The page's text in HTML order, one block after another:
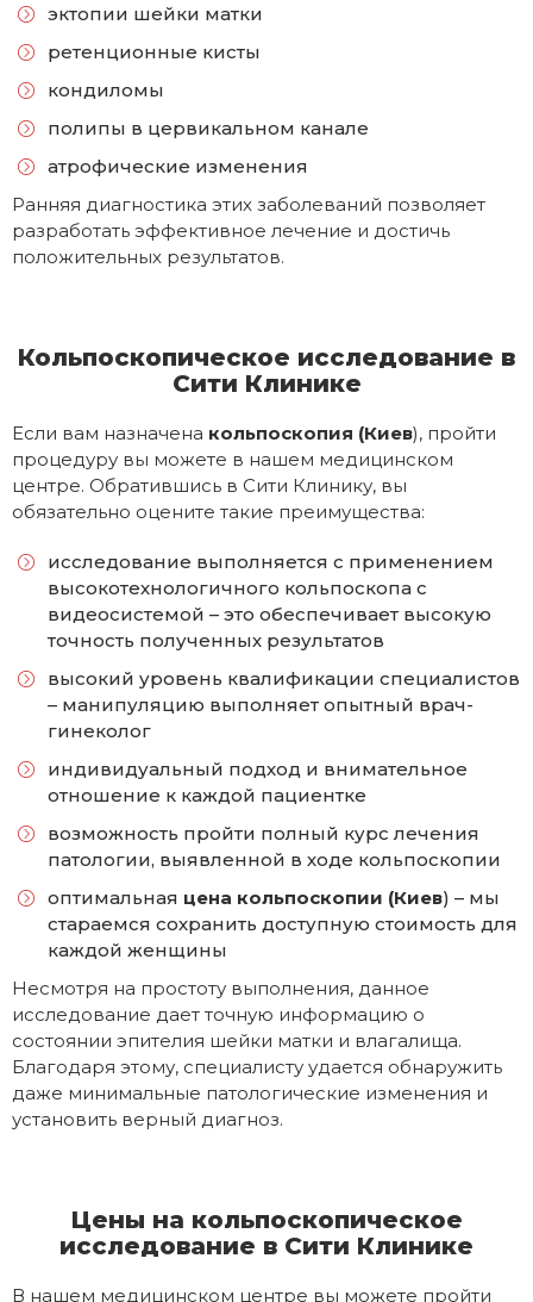
эктопии шейки матки
ретенционные кисты
кондиломы
полипы в цервикальном канале
атрофические изменения
Ранняя диагностика этих заболеваний позволяет
разработать эффективное лечение и достичь
положительных результатов.
Кольпоскопическое исследование в
Сити Клинике
Если вам назначена кольпоскопия (Киев), пройти
процедуру вы можете в нашем медицинском
центре. Обратившись в Сити Клинику, вы
обязательно оцените такие преимущества:
исследование выполняется с применением
высокотехнологичного кольпоскопа с
видеосистемой – это обеспечивает высокую
точность полученных результатов
высокий уровень квалификации специалистов
– манипуляцию выполняет опытный врач-
гинеколог
индивидуальный подход и внимательное
отношение к каждой пациентке
возможность пройти полный курс лечения
патологии, выявленной в ходе кольпоскопии
оптимальная цена кольпоскопии (Киев) – мы
стараемся сохранить доступную стоимость для
каждой женщины
Несмотря на простоту выполнения, данное
исследование дает точную информацию о
состоянии эпителия шейки матки и влагалища.
Благодаря этому, специалисту удается обнаружить
даже минимальные патологические изменения и
установить верный диагноз.
Цены на кольпоскопическое
исследование в Сити Клинике
В нашем медицинском центре вы можете пройти